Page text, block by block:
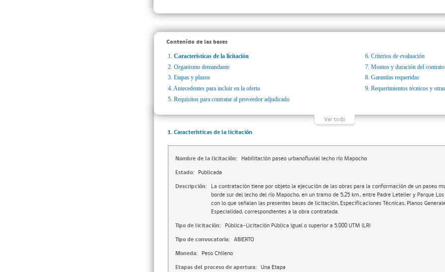
Contenido de las bases
1. Características de la licitación
2. Organismo demandante
3. Etapas y plazos
4. Antecedentes para incluir en la oferta
5. Requisitos para contratar al proveedor adjudicado
6. Criterios de evaluación
7. Montos y duración del contrato
8. Garantías requeridas
9. Requerimientos técnicos y
1. Características de la licitación
Nombre de la licitación: Habilitación paseo urbanofluvial lecho río Mapocho
Estado: Publicada
Descripción: La contratación tiene por objeto la ejecución de las obras para la conformación de un paseo
borde sur del lecho del río Mapocho, en un tramo de 5,25 km., entre Padre Letelier y Parque
con lo que señalan las presentes bases de licitación, Especificaciones Técnicas, Planos
Especialidad, correspondientes a la obra contratada.
Tipo de licitación: Pública-Licitación Pública igual o superior a 5.000 UTM (LR)
Tipo de convocatoria: ABIERTO
Moneda: Peso Chileno
Etapas del proceso de apertura: Una Etapa